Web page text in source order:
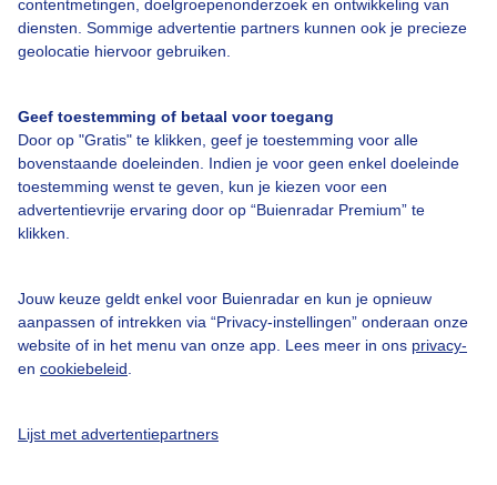
contentmetingen, doelgroepenonderzoek en ontwikkeling van
diensten. Sommige advertentie partners kunnen ook je precieze
geolocatie hiervoor gebruiken.
Geef toestemming of betaal voor toegang
Door op "Gratis" te klikken, geef je toestemming voor alle
bovenstaande doeleinden. Indien je voor geen enkel doeleinde
toestemming wenst te geven, kun je kiezen voor een
advertentievrije ervaring door op “Buienradar Premium” te
klikken.
Jouw keuze geldt enkel voor Buienradar en kun je opnieuw
aanpassen of intrekken via “Privacy-instellingen” onderaan onze
website of in het menu van onze app. Lees meer in ons privacy-
en cookiebeleid
Lijst met advertentiepartners
Veelgestelde vragen
Toegankelijkheid
Gebruikersvoorwaarden
Adverteren
Buienradar Team
Cookie beleid
Privacy instellingen
Gratis weerdata
@BuienradarNL